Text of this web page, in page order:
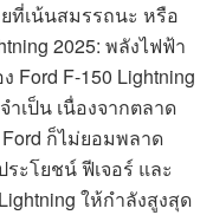
ที่เน้นสมรรถนะ หรือ
2025: พลังไฟฟ้า
Ford F-150 Lightning
เป็น เนื่องจากตลาด
ก็ไม่ยอมพลาด
ะโยชน์ ฟีเจอร์ และ
ให้กำลังสูงสุด